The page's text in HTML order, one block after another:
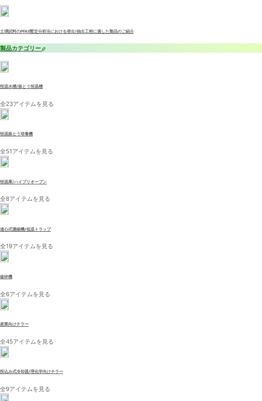
土壌試料のPFAS暫定分析法における溶出/抽出工程に適した製品のご紹介
製品カテゴリー
恒温水槽/振とう恒温槽
全23アイテムを見る
恒温振とう培養機
全51アイテムを見る
恒温庫/ハイブリオーブン
全8アイテムを見る
遠心式濃縮機/低温トラップ
全19アイテムを見る
破砕機
全6アイテムを見る
産業向けチラー
全45アイテムを見る
投込み式冷却器/理化学向けチラー
全9アイテムを見る